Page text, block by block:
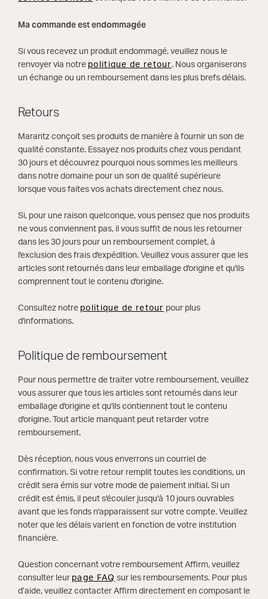
Ma commande est endommagée
Si vous recevez un produit endommagé, veuillez nous le
renvoyer via notre politique de retour . Nous organiserons
un échange ou un remboursement dans les plus brefs délais.
Retours
Marantz conçoit ses produits de manière à fournir un son de
qualité constante. Essayez nos produits chez vous pendant
30 jours et découvrez pourquoi nous sommes les meilleurs
dans notre domaine pour un son de qualité supérieure
lorsque vous faites vos achats directement chez nous.
Si, pour une raison quelconque, vous pensez que nos produits
ne vous conviennent pas, il vous suffit de nous les retourner
dans les 30 jours pour un remboursement complet, à
l'exclusion des frais d'expédition. Veuillez vous assurer que les
articles sont retournés dans leur emballage d'origine et qu'ils
comprennent tout le contenu d'origine.
Consultez notre politique de retour pour plus
d'informations.
Politique de remboursement
Pour nous permettre de traiter votre remboursement, veuillez
vous assurer que tous les articles sont retournés dans leur
emballage d'origine et qu'ils contiennent tout le contenu
d'origine. Tout article manquant peut retarder votre
remboursement.
Dès réception, nous vous enverrons un courriel de
confirmation. Si votre retour remplit toutes les conditions, un
crédit sera émis sur votre mode de paiement initial. Si un
crédit est émis, il peut s'écouler jusqu'à 10 jours ouvrables
avant que les fonds n'apparaissent sur votre compte. Veuillez
noter que les délais varient en fonction de votre institution
financière.
Question concernant votre remboursement Affirm, veuillez
consulter leur page FAQ sur les remboursements. Pour plus
d’aide, veuillez contacter Affirm directement en composant le